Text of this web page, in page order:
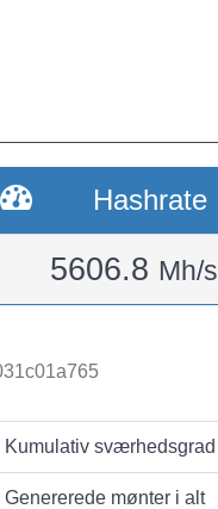
Hashrate
5606.8 Mh/s
Kumulativ sværhedsgrad
Genererede mønter i alt